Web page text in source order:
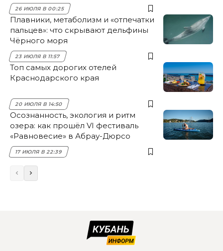
26 ИЮЛЯ В 00:25
Плавники, метаболизм и «отпечатки
пальцев»: что скрывают дельфины
Чёрного моря
23 ИЮЛЯ В 11:57
Топ самых дорогих отелей
Краснодарского края
20 ИЮЛЯ В 14:50
Осознанность, экология и ритм
озера: как прошёл VI фестиваль
«Равновесие» в Абрау-Дюрсо
17 ИЮЛЯ В 22:39